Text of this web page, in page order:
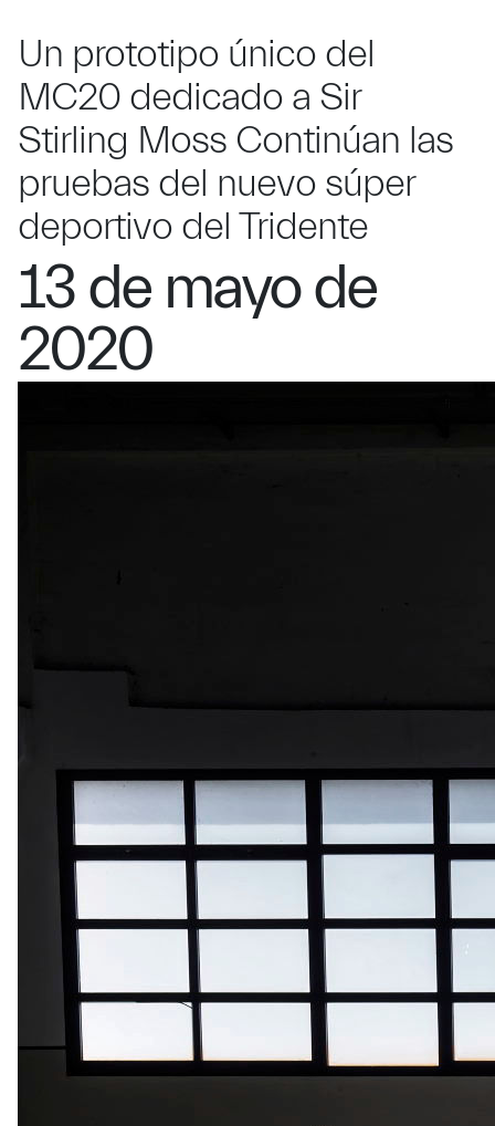
Un prototipo único del
MC20 dedicado a Sir
Stirling Moss Continúan las
pruebas del nuevo súper
deportivo del Tridente
13 de mayo de
2020